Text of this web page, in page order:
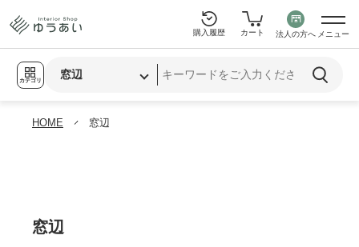
カテゴリ
購入履歴 カート 法人の方へ メニュー
HOME 窓辺
窓辺